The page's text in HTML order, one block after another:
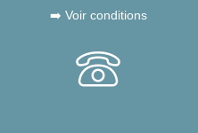
➡️ Voir conditions